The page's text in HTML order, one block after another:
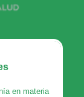
en materia